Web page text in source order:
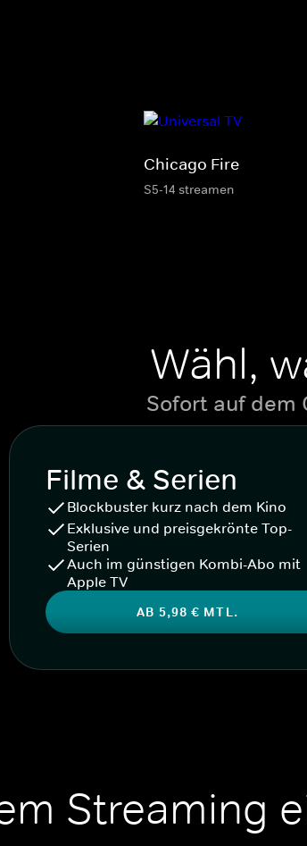
Chicago Fire
S5-14 streamen
Wähl,
Sofort auf dem
Filme & Serien
Blockbuster kurz nach dem Kino
Exklusive und preisgekrönte Top-
Serien
Auch im günstigen Kombi-Abo mit
Apple TV
AB 5,98 € MTL.
Streaming